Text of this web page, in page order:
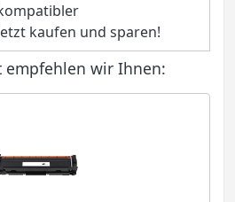
kaufen und sparen!
empfehlen wir Ihnen: